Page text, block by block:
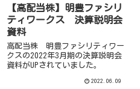
【高配当株】明豊ファシリ
ティワークス 決算説明会
資料
高配当株 明豊ファシリティワー
クスの2022年3月期の決算説明会
資料がUPされていました。
2022.06.09